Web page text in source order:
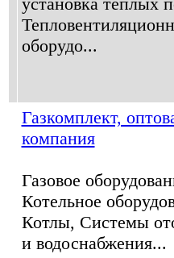
оборудо...
Газкомплект,
компания
Газовое
Котельное
Котлы, Системы
и водоснабжения...